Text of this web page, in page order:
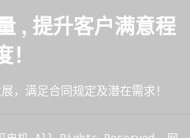
, 提升客户满意程
！
，满足合同规定及潜在需求！